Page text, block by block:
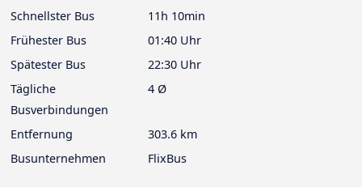
Schnellster Bus
11h 10min
Frühester Bus
01:40 Uhr
Spätester Bus
22:30 Uhr
Tägliche
Busverbindungen
4 Ø
Entfernung
303.6 km
Busunternehmen
FlixBus